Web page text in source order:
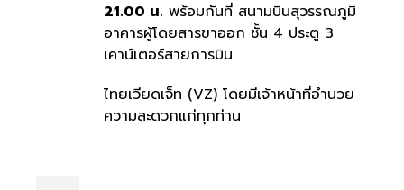
21.00 น. พร้อมกันที่ สนามบินสุวรรณภูมิ
อาคารผู้โดยสารขาออก ชั้น 4 ประตู 3
เคาน์เตอร์สายการบิน
ไทยเวียดเจ็ท (VZ) โดยมีเจ้าหน้าที่อำนวย
ความสะดวกแก่ทุกท่าน